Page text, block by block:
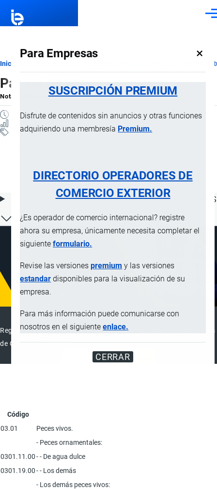
Para Empresas ×
SUSCRIPCIÓN PREMIUM
Disfrute de contenidos sin anuncios y otras funciones
adquiriendo una membresía Premium.
DIRECTORIO OPERADORES DE
COMERCIO EXTERIOR
¿Es operador de comercio internacional? registre
ahora su empresa, únicamente necesita completar el
siguienteformulario.
Revise las versionespremium y las versiones
estandar disponibles para la visualización de su
empresa.
Para más información puede comunicarse con
nosotros en el siguienteenlace.
CERRAR
Ruta
de
navegación
Inicio
Partida 03.01
Nota ExplicativaporImportaciones …, 16 Julio, 2024
2 MINUTOS
Notas Explicativas
03.01 Peces vivos
ÍNDICE DE CONTENIDOS
DIRECTORIO INTERNACIONAL
Registre su Empresa en el Directorio Internacional de Operadores
de Comercio Exterior
REGISTRAR
ANUNCIAR
Código
03.01
Peces vivos.
- Peces ornamentales:
0301.11.00- - De agua dulce
0301.19.00- - Los demás
- Los demás peces vivos: